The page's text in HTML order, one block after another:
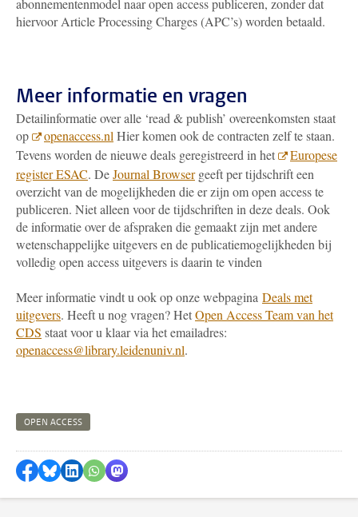
abonnementenmodel naar open access publiceren, zonder dat
hiervoor Article Processing Charges (APC’s) worden betaald.
Meer informatie en vragen
Detailinformatie over alle ‘read & publish’ overeenkomsten staat
op
openaccess.nlHier komen ook de contracten zelf te staan.
Tevens worden de nieuwe deals geregistreerd in het
Europese
register ESAC. DeJournal Browsergeeft per tijdschrift een
overzicht van de mogelijkheden die er zijn om open access te
publiceren. Niet alleen voor de tijdschriften in deze deals. Ook
de informatie over de afspraken die gemaakt zijn met andere
wetenschappelijke uitgevers en de publicatiemogelijkheden bij
volledig open access uitgevers is daarin te vinden
Meer informatie vindt u ook op onze webpagina Deals met
uitgevers. Heeft u nog vragen? HetOpen Access Team van het
CDS staat voor u klaar via het emailadres:
openaccess@library.leidenuniv.nl.
OPEN ACCESS
Delen op Facebook
Delen via Bluesky
Delen op LinkedIn
Delen via WhatsApp
Delen via Mastodon